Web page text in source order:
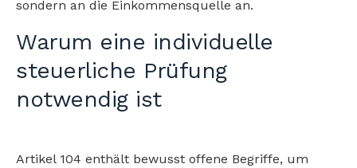
sondern an die Einkommensquelle an.
Warum eine individuelle
steuerliche Prüfung
notwendig ist
Artikel 104 enthält bewusst offene Begriffe, um